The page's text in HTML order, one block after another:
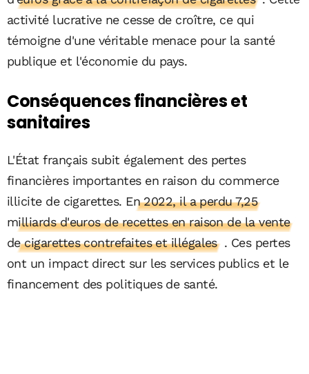
activité lucrative ne cesse de croître, ce qui
témoigne d'une véritable menace pour la santé
publique et l'économie du pays.
Conséquences financières et
sanitaires
L'État français subit également des pertes
financières importantes en raison du commerce
illicite de cigarettes. En 2022, il a perdu 7,25
milliards d'euros de recettes en raison de la vente
de cigarettes contrefaites et illégales . Ces pertes
ont un impact direct sur les services publics et le
financement des politiques de santé.